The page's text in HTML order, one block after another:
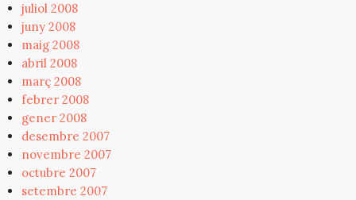
juliol 2008
juny 2008
maig 2008
abril 2008
març 2008
febrer 2008
gener 2008
desembre 2007
novembre 2007
octubre 2007
setembre 2007